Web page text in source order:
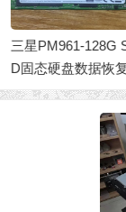
三星PM961-128G SS
D固态硬盘数据恢复成